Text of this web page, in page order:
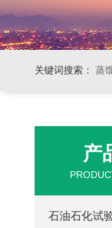
关键词搜索： 蒸
产
石油石化试